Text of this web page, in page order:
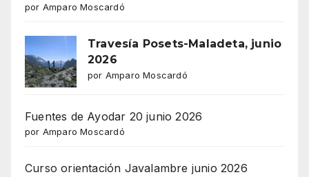
por Amparo Moscardó
Travesía Posets-Maladeta, junio
2026
por Amparo Moscardó
Fuentes de Ayodar 20 junio 2026
por Amparo Moscardó
Curso orientación Javalambre junio 2026